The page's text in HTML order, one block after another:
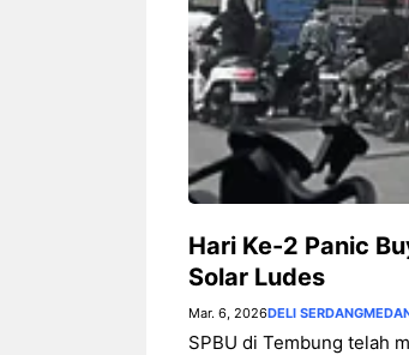
Hari Ke-2 Panic
Solar Ludes
Mar. 6, 2026DELI SERDANG
SPBU di Tembung telah